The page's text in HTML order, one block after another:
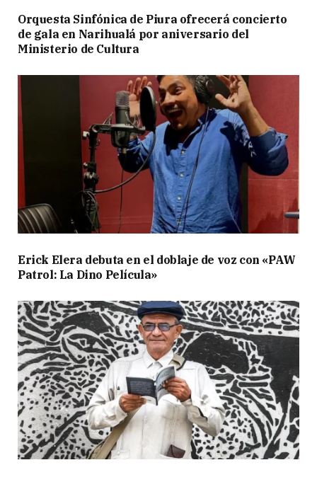
Orquesta Sinfónica de Piura ofrecerá concierto
de gala en Narihualá por aniversario del
Ministerio de Cultura
Erick Elera debuta en el doblaje de voz con «PAW
Patrol: La Dino Película»